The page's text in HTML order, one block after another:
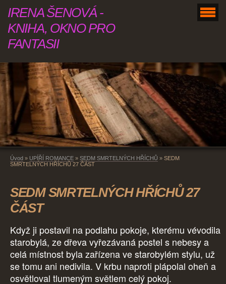
IRENA ŠENOVÁ -
KNIHA, OKNO PRO
FANTASII
Úvod » UPÍŘÍ ROMANCE » SEDM SMRTELNÝCH HŘÍCHŮ » SEDM
SMRTELNÝCH HŘÍCHŮ 27 ČÁST
SEDM SMRTELNÝCH HŘÍCHŮ 27
ČÁST
Když ji postavil na podlahu pokoje, kterému vévodila
starobylá, ze dřeva vyřezávaná postel s nebesy a
celá místnost byla zařízena ve starobylém stylu, už
se tomu ani nedivila. V krbu naproti plápolal oheň a
osvětloval tlumeným světlem celý pokoj.